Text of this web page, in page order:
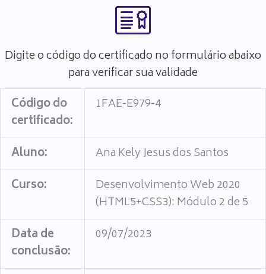
Digite o código do certificado no formulário abaixo
para verificar sua validade
Código do
certificado:
1FAE-E979-4
Aluno:
Ana Kely Jesus dos Santos
Curso:
Desenvolvimento Web 2020
(HTML5+CSS3): Módulo 2 de 5
Data de
conclusão:
09/07/2023